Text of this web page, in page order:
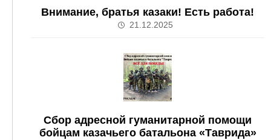
Внимание, братья казаки! Есть работа!
21.12.2025
Сбор адресной гуманитарной помощи
бойцам казачьего батальона «Таврида»